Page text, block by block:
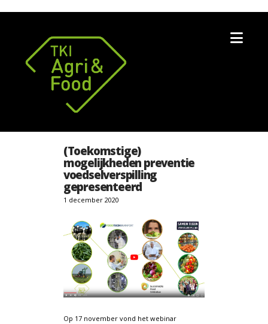
(Toekomstige)
mogelijkheden preventie
voedselverspilling
gepresenteerd
1 december 2020
Op 17 november vond het webinar